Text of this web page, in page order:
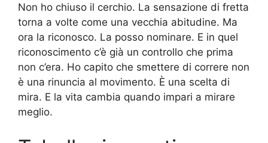
Non ho chiuso il cerchio. La sensazione di fretta
torna a volte come una vecchia abitudine. Ma
ora la riconosco. La posso nominare. E in quel
riconoscimento c’è già un controllo che prima
non c’era. Ho capito che smettere di correre non
è una rinuncia al movimento. È una scelta di
mira. E la vita cambia quando impari a mirare
meglio.